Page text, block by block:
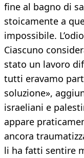
fine al bagno di
stoicamente a
impossibile.
Ciascuno
stato un lavoro
tutti eravamo
soluzione»,
israeliani e
appare
ancora
li ha fatti sentire